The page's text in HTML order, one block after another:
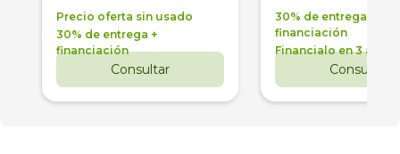
Precio oferta sin usado
30% de entrega +
financiación
Consultar
30% de entrega +
financiación
Financialo en 3 años
Consultar